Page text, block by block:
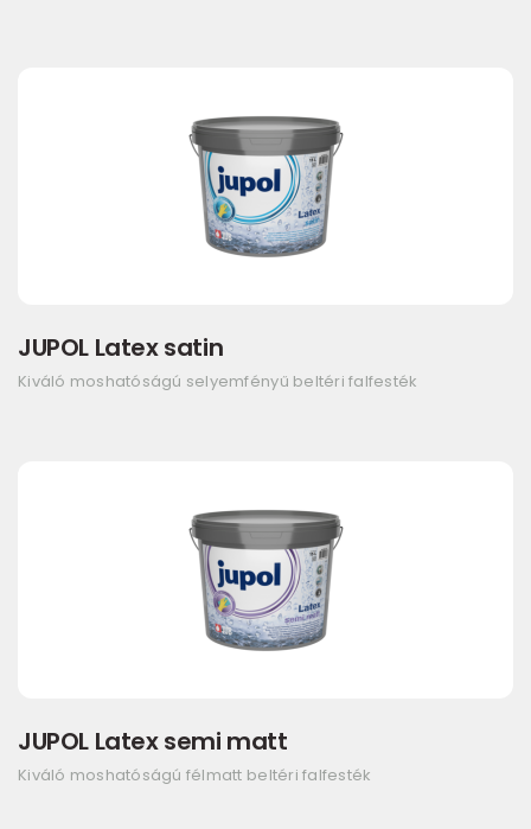
JUPOL Latex satin
Kiváló moshatóságú selyemfényű beltéri falfesték
JUPOL Latex semi matt
Kiváló moshatóságú félmatt beltéri falfesték